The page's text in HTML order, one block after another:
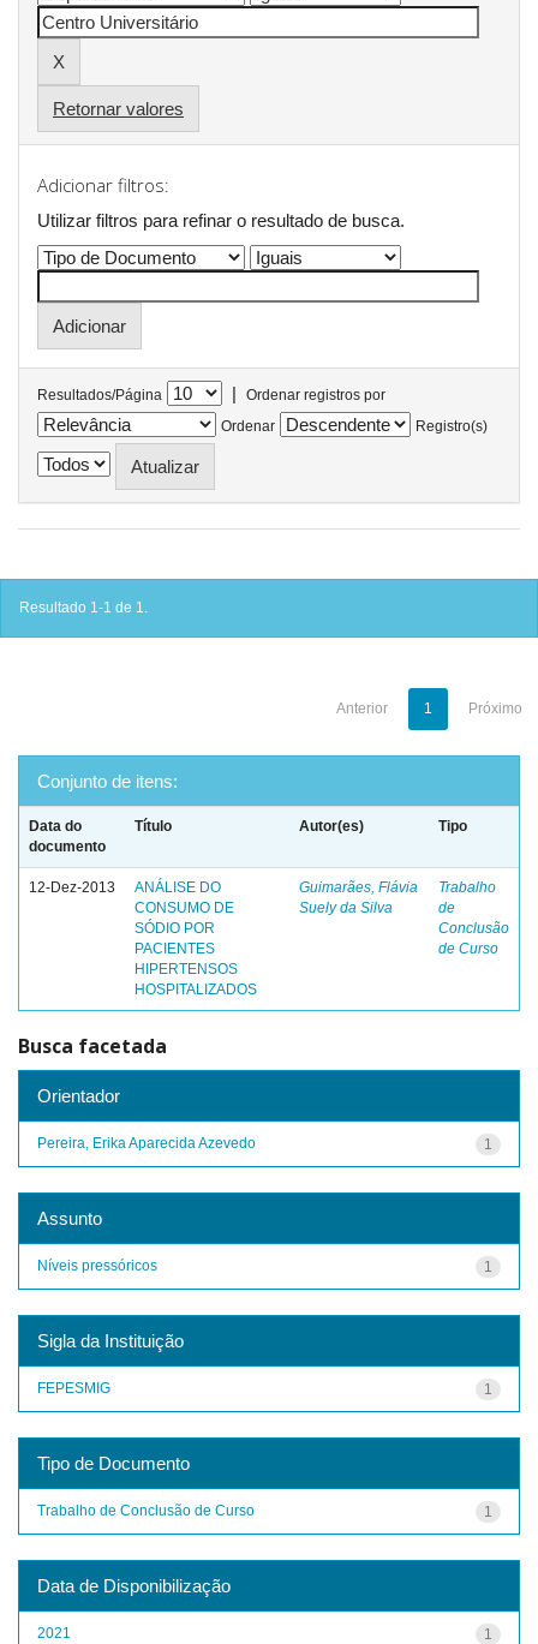
Retornar valores
Adicionar filtros:
Utilizar filtros para refinar o resultado de busca.
Resultados/Página |
Ordenar registros por
Ordenar
Registro(s)
Resultado 1-1 de 1.
Anterior 1 Próximo
Conjunto de itens:
Data do
documento
Título Autor(es) Tipo
12-Dez-2013
ANÁLISE DO
CONSUMO DE
SÓDIO POR
PACIENTES
HIPERTENSOS
HOSPITALIZADOS
Guimarães, Flávia
Suely da Silva
Trabalho
de
Conclusão
de Curso
Busca facetada
Orientador
1
Pereira, Erika Aparecida Azevedo
Assunto
1
Níveis pressóricos
Sigla da Instituição
1
FEPESMIG
Tipo de Documento
1
Trabalho de Conclusão de Curso
Data de Disponibilização
1
2021